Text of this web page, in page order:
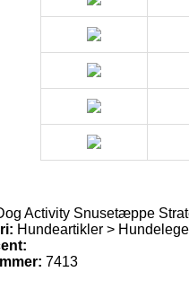
Activity Snusetæppe
Hundeartikler >
7413